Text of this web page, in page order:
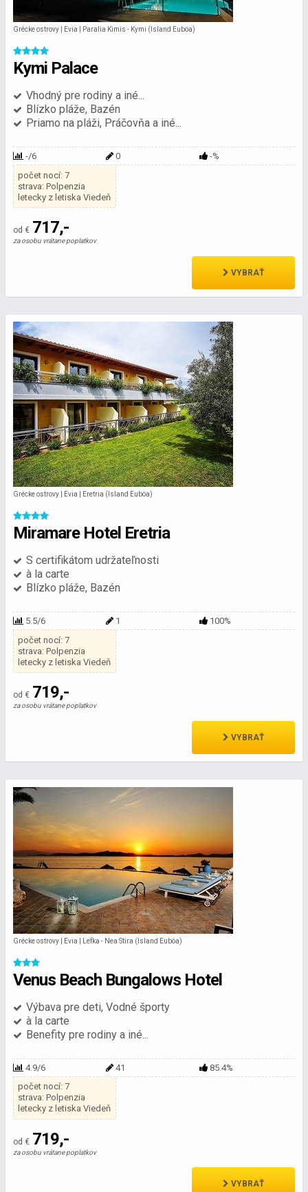
Grécke ostrovy | Evia | Paralia Kimis - Kymi (Island Euböa)
Kymi Palace
Vhodný pre rodiny a iné...
Blízko pláže, Bazén
Priamo na pláži, Práčovňa a iné...
-/6 0
-%
počet nocí: 7
strava: Polpenzia
letecky z letiska Viedeň
od € 717,-
za osobu vrátane poplatkov
VYBRAŤ
Grécke ostrovy | Evia | Eretria (Island Euböa)
Miramare Hotel Eretria
S certifikátom udržateľnosti
à la carte
Blízko pláže, Bazén
5.5/6 1
100%
počet nocí: 7
strava: Polpenzia
letecky z letiska Viedeň
od € 719,-
za osobu vrátane poplatkov
VYBRAŤ
Grécke ostrovy | Evia | Lefka - Nea Stira (Island Euböa)
Venus Beach Bungalows Hotel
Výbava pre deti, Vodné športy
à la carte
Benefity pre rodiny a iné...
4.9/6 41
85.4%
počet nocí: 7
strava: Polpenzia
letecky z letiska Viedeň
od € 719,-
za osobu vrátane poplatkov
VYBRAŤ